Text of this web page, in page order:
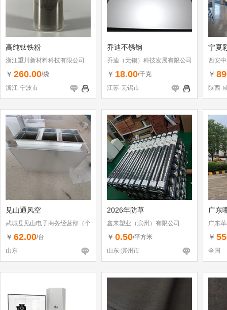
高纯钛铁粉
浙江重川新材料科技有限公司
￥ 260.00/袋
浙江-宁波市
乔迪不锈钢
乔迪（无锡）科技发展有限公司
￥ 18.00/千克
江苏-无锡市
宁夏
西安
￥
陕西-
见山通风空
武城县见山电子商务经营部（个
体工商户）
￥ 62.00/台
山东
2026年防草
鑫来塑业（滨州）有限公司
￥ 0.50/平方米
山东-滨州市
广东
广东
￥
全国